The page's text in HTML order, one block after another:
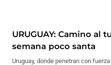
URUGUAY: Camino al
semana poco santa
Uruguay, donde penetran con